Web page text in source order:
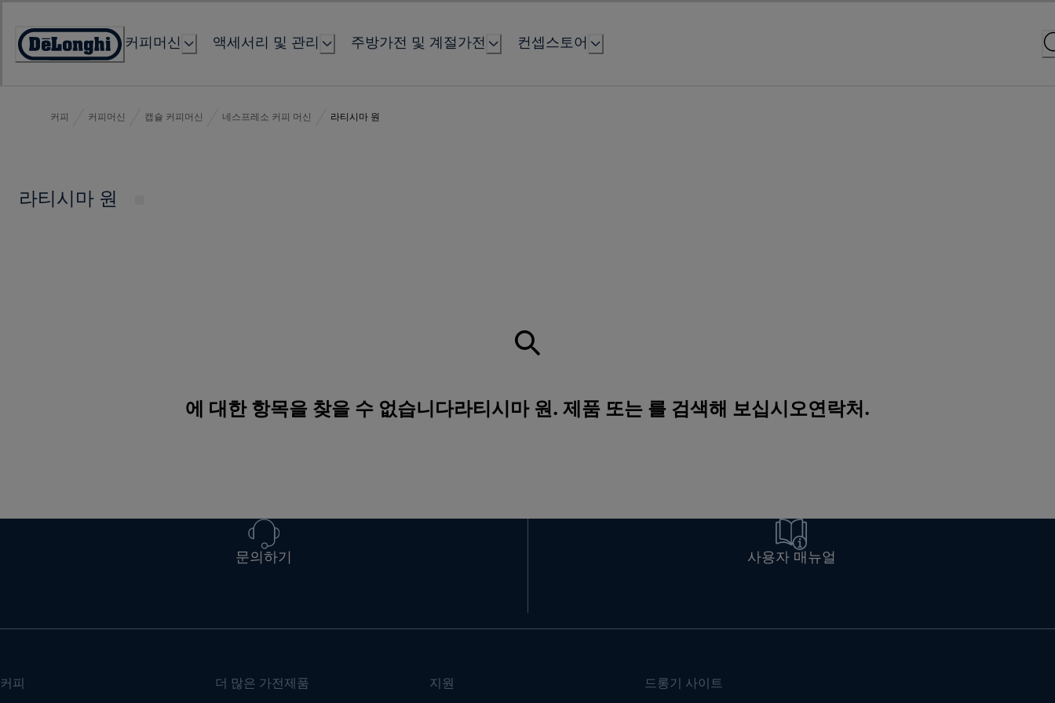
Content
Accessibility
커피머신 액세서리 및 관리 주방가전 및 계절가전 컨셉스토어
커피 커피머신 캡슐 커피머신 네스프레소 커피 머신 라티시마 원
라티시마 원
에 대한 항목을 찾을 수 없습니다라티시마 원. 제품 또는 를 검색해 보십시오연락처 .
문의하기 사용자 매뉴얼
커피 더 많은 가전제품 지원 드롱기 사이트